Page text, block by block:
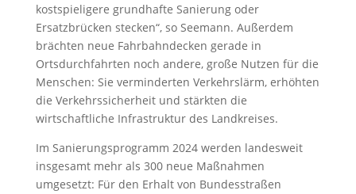
kostspieligere grundhafte Sanierung oder
Ersatzbrücken stecken“, so Seemann. Außerdem
brächten neue Fahrbahndecken gerade in
Ortsdurchfahrten noch andere, große Nutzen für die
Menschen: Sie verminderten Verkehrslärm, erhöhten
die Verkehrssicherheit und stärkten die
wirtschaftliche Infrastruktur des Landkreises.
Im Sanierungsprogramm 2024 werden landesweit
insgesamt mehr als 300 neue Maßnahmen
umgesetzt: Für den Erhalt von Bundesstraßen